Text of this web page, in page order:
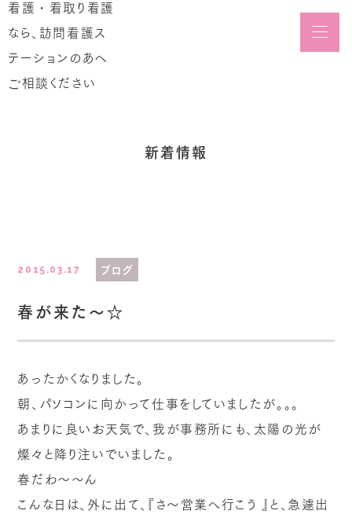
新着情報
2015.03.17 ブログ
春が来た～☆
あったかくなりました。
朝、パソコンに向かって仕事をしていましたが。。。
あまりに良いお天気で、我が事務所にも、太陽の光が
燦々と降り注いでいました。
春だわ～～ん
こんな日は、外に出て、『さ～営業へ行こう 』と、急遽出